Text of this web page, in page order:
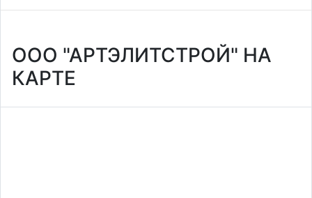
ООО "АРТЭЛИТСТРОЙ" НА
КАРТЕ